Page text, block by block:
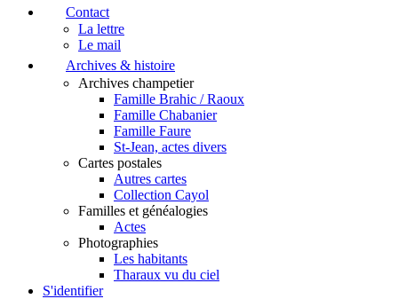
Contact
La lettre
Le mail
Archives & histoire
Archives champetier
Famille Brahic / Raoux
Famille Chabanier
Famille Faure
St-Jean, actes divers
Cartes postales
Autres cartes
Collection Cayol
Familles et généalogies
Actes
Photographies
Les habitants
Tharaux vu du ciel
S'identifier